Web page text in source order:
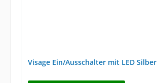
Visage Ein/Ausschalter mit LED Silber